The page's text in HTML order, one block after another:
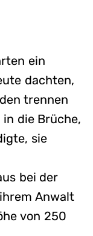
ein
dachten,
trennen
in die Brüche,
sie
bei der
Anwalt
von 250